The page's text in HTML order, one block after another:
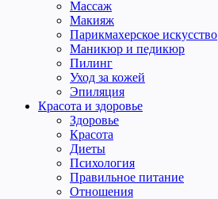
Массаж
Макияж
Парикмахерское искусство
Маникюр и педикюр
Пилинг
Уход за кожей
Эпиляция
Красота и здоровье
Здоровье
Красота
Диеты
Психология
Правильное питание
Отношения